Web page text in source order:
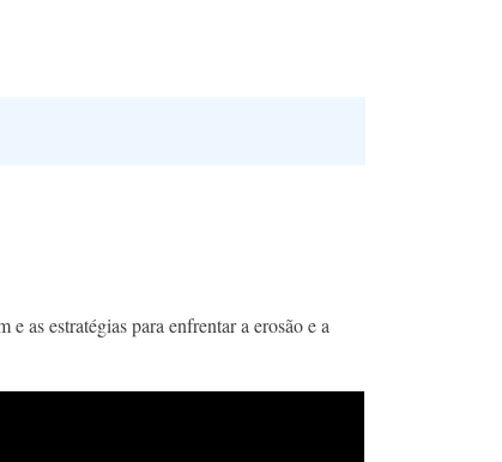
as estratégias para enfrentar a erosão e a